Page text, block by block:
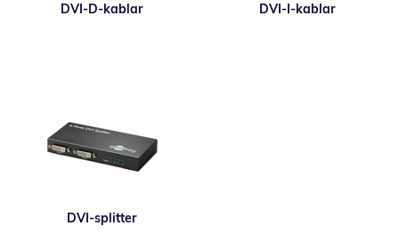
DVI-D-kablar DVI-I-kablar
DVI-splitter